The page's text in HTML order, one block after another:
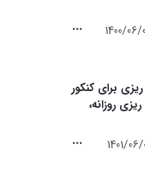
1400/
برای کنکور
ریزی روزانه،
1401/